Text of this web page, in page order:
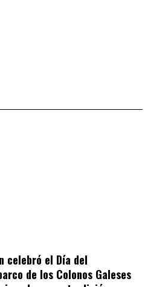
celebró el Día del
de los Colonos Galeses